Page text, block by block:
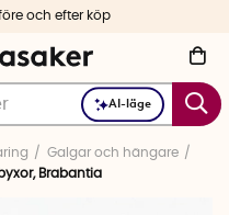
AI-läge
och efter köp
Galgar och hängare
Brabantia